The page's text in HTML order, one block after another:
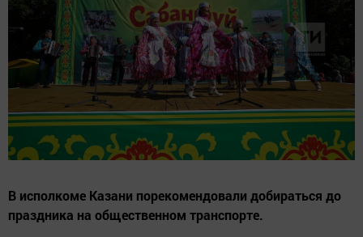
В исполкоме Казани порекомендовали добираться до
праздника на общественном транспорте.